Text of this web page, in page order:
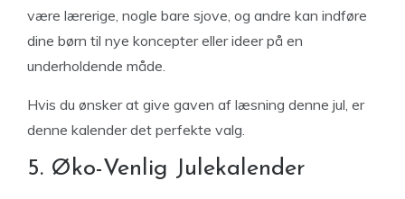
være lærerige, nogle bare sjove, og andre kan indføre
dine børn til nye koncepter eller ideer på en
underholdende måde.
Hvis du ønsker at give gaven af læsning denne jul, er
denne kalender det perfekte valg.
5. Øko-Venlig Julekalender